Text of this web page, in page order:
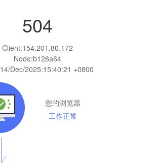
504
Client:154.201.80.172
Node:b126a64
14/Dec/2025:15:40:21 +0800
您的浏览器
工作正常